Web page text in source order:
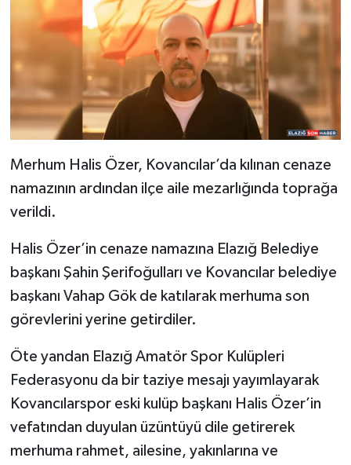
Merhum Halis Özer, Kovancılar’da kılınan cenaze
namazının ardından ilçe aile mezarlığında toprağa
verildi.
Halis Özer’in cenaze namazına Elazığ Belediye
başkanı Şahin Şerifoğulları ve Kovancılar belediye
başkanı Vahap Gök de katılarak merhuma son
görevlerini yerine getirdiler.
Öte yandan Elazığ Amatör Spor Kulüpleri
Federasyonu da bir taziye mesajı yayımlayarak
Kovancılarspor eski kulüp başkanı Halis Özer’in
vefatından duyulan üzüntüyü dile getirerek
merhuma rahmet, ailesine, yakınlarına ve